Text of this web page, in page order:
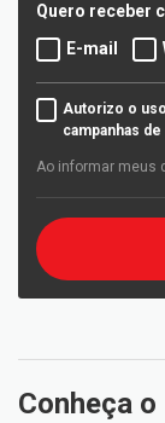
Quero receber
E-mail
Autorizo o
campanhas
Ao informar meus
Conheça o